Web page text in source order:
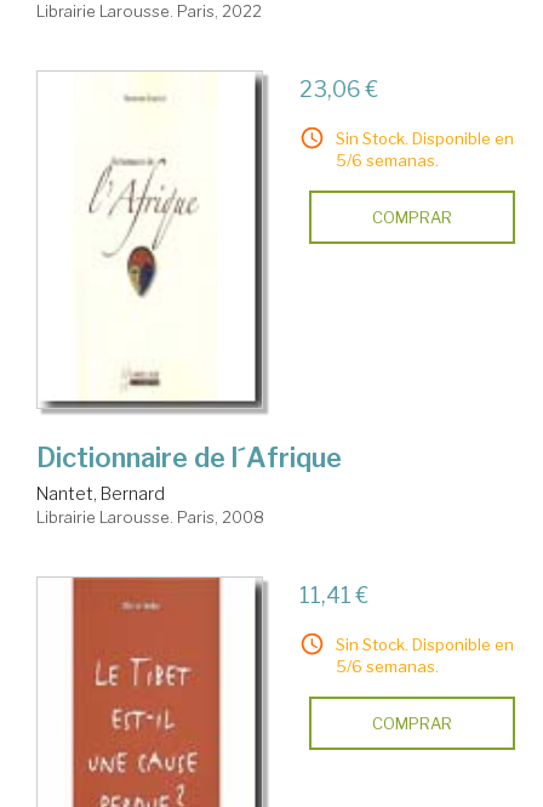
Librairie Larousse. Paris, 2022
23,06 €
Sin Stock. Disponible en
5/6 semanas.
COMPRAR
Dictionnaire de l´Afrique
Nantet, Bernard
Librairie Larousse. Paris, 2008
11,41 €
Sin Stock. Disponible en
5/6 semanas.
COMPRAR